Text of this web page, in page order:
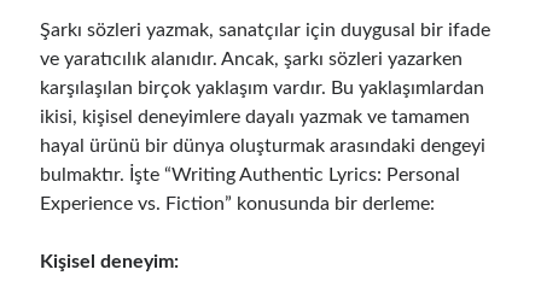
Şarkı sözleri yazmak, sanatçılar için duygusal bir ifade
ve yaratıcılık alanıdır. Ancak, şarkı sözleri yazarken
karşılaşılan birçok yaklaşım vardır. Bu yaklaşımlardan
ikisi, kişisel deneyimlere dayalı yazmak ve tamamen
hayal ürünü bir dünya oluşturmak arasındaki dengeyi
bulmaktır. İşte “Writing Authentic Lyrics: Personal
Experience vs. Fiction” konusunda bir derleme:
Kişisel deneyim: